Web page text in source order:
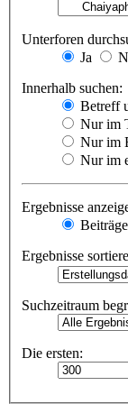
Unterforen
Ja
Innerhalb suchen:
Betreff
Nur im
Nur im
Nur im
Ergebnisse
Beiträge
Ergebnisse
Suchzeitraum
Die ersten: